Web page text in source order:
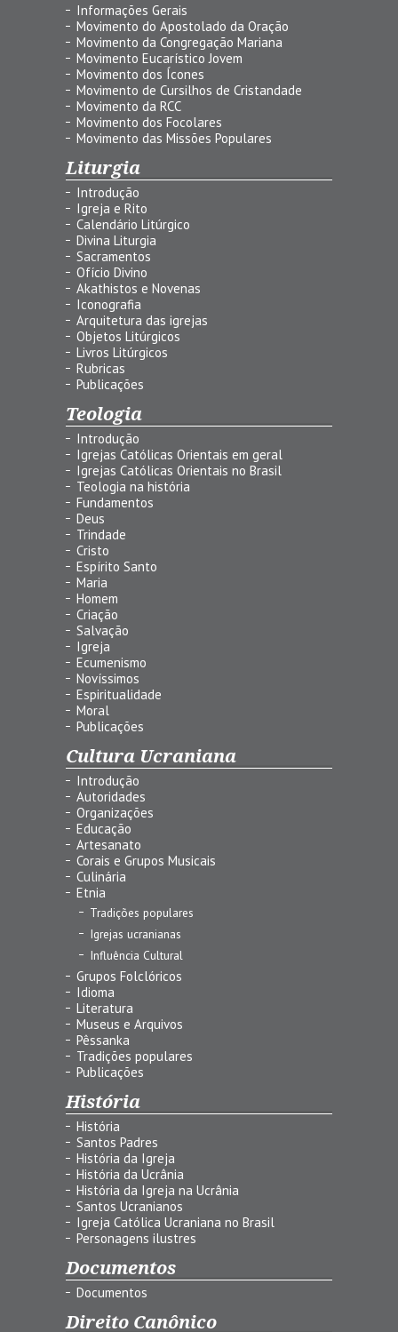
Informações Gerais
Movimento do Apostolado da Oração
Movimento da Congregação Mariana
Movimento Eucarístico Jovem
Movimento dos Ícones
Movimento de Cursilhos de Cristandade
Movimento da RCC
Movimento dos Focolares
Movimento das Missões Populares
Liturgia
Introdução
Igreja e Rito
Calendário Litúrgico
Divina Liturgia
Sacramentos
Ofício Divino
Akathistos e Novenas
Iconografia
Arquitetura das igrejas
Objetos Litúrgicos
Livros Litúrgicos
Rubricas
Publicações
Teologia
Introdução
Igrejas Católicas Orientais em geral
Igrejas Católicas Orientais no Brasil
Teologia na história
Fundamentos
Deus
Trindade
Cristo
Espírito Santo
Maria
Homem
Criação
Salvação
Igreja
Ecumenismo
Novíssimos
Espiritualidade
Moral
Publicações
Cultura Ucraniana
Introdução
Autoridades
Organizações
Educação
Artesanato
Corais e Grupos Musicais
Culinária
Etnia
Tradições populares
Igrejas ucranianas
Influência Cultural
Grupos Folclóricos
Idioma
Literatura
Museus e Arquivos
Pêssanka
Tradições populares
Publicações
História
História
Santos Padres
História da Igreja
História da Ucrânia
História da Igreja na Ucrânia
Santos Ucranianos
Igreja Católica Ucraniana no Brasil
Personagens ilustres
Documentos
Documentos
Direito Canônico